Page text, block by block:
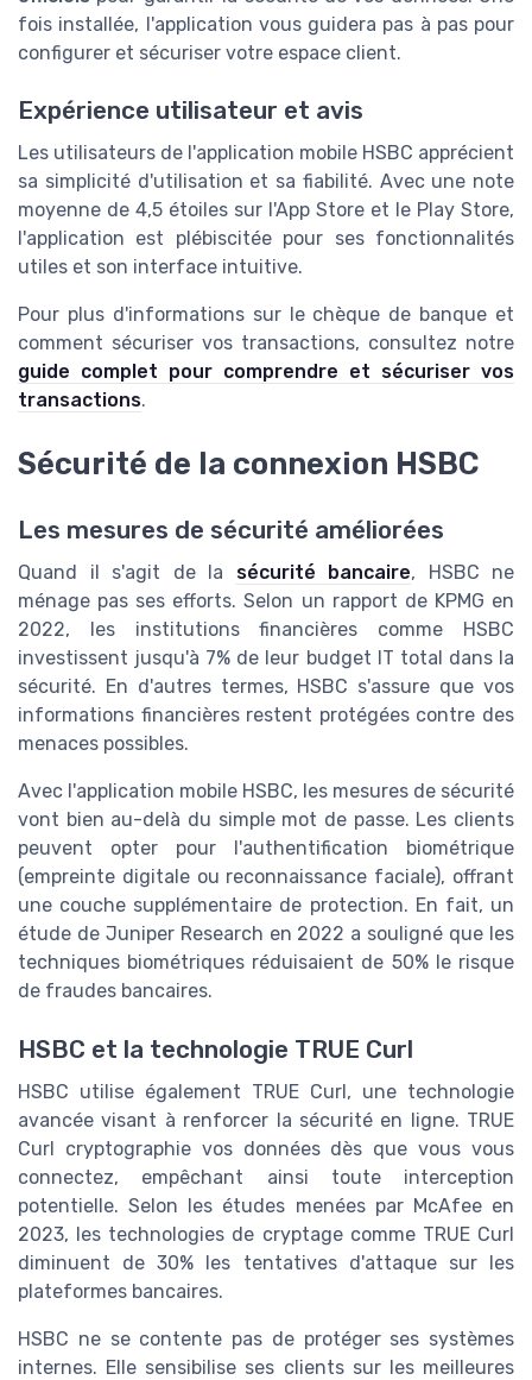
fois installée, l'application vous guidera pas à pas pour
configurer et sécuriser votre espace client.
Expérience utilisateur et avis
Les utilisateurs de l'application mobile HSBC apprécient
sa simplicité d'utilisation et sa fiabilité. Avec une note
moyenne de 4,5 étoiles sur l'App Store et le Play Store,
l'application est plébiscitée pour ses fonctionnalités
utiles et son interface intuitive.
Pour plus d'informations sur le chèque de banque et
comment sécuriser vos transactions, consultez notre
guide complet pour comprendre et sécuriser vos
transactions.
Sécurité de la connexion HSBC
Les mesures de sécurité améliorées
Quand il s'agit de la sécurité bancaire, HSBC ne
ménage pas ses efforts. Selon un rapport de KPMG en
2022, les institutions financières comme HSBC
investissent jusqu'à 7% de leur budget IT total dans la
sécurité. En d'autres termes, HSBC s'assure que vos
informations financières restent protégées contre des
menaces possibles.
Avec l'application mobile HSBC, les mesures de sécurité
vont bien au-delà du simple mot de passe. Les clients
peuvent opter pour l'authentification biométrique
(empreinte digitale ou reconnaissance faciale), offrant
une couche supplémentaire de protection. En fait, un
étude de Juniper Research en 2022 a souligné que les
techniques biométriques réduisaient de 50% le risque
de fraudes bancaires.
HSBC et la technologie TRUE Curl
HSBC utilise également TRUE Curl, une technologie
avancée visant à renforcer la sécurité en ligne. TRUE
Curl cryptographie vos données dès que vous vous
connectez, empêchant ainsi toute interception
potentielle. Selon les études menées par McAfee en
2023, les technologies de cryptage comme TRUE Curl
diminuent de 30% les tentatives d'attaque sur les
plateformes bancaires.
HSBC ne se contente pas de protéger ses systèmes
internes. Elle sensibilise ses clients sur les meilleures